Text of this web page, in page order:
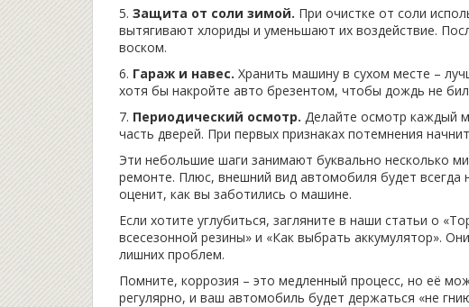
5. Защита от соли зимой. При очистке от соли
вытягивают хлориды и уменьшают их воздействие.
воском.
6. Гараж и навес. Хранить машину в сухом месте –
хотя бы накройте авто брезентом, чтобы дождь не
7. Периодический осмотр. Делайте осмотр каждый
часть дверей. При первых признаках потемнения
Эти небольшие шаги занимают буквально несколько
ремонте. Плюс, внешний вид автомобиля будет всегда
оценит, как вы заботились о машине.
Если хотите углубиться, загляните в наши статьи о
всесезонной резины» и «Как выбрать аккумулятор».
лишних проблем.
Помните, коррозия – это медленный процесс, но её
регулярно, и ваш автомобиль будет держаться «не